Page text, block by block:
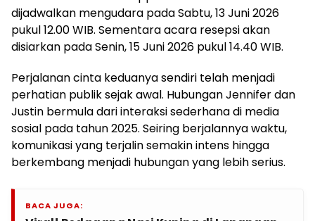
dijadwalkan mengudara pada Sabtu, 13 Juni 2026
pukul 12.00 WIB. Sementara acara resepsi akan
disiarkan pada Senin, 15 Juni 2026 pukul 14.40 WIB.
Perjalanan cinta keduanya sendiri telah menjadi
perhatian publik sejak awal. Hubungan Jennifer dan
Justin bermula dari interaksi sederhana di media
sosial pada tahun 2025. Seiring berjalannya waktu,
komunikasi yang terjalin semakin intens hingga
berkembang menjadi hubungan yang lebih serius.
BACA JUGA: